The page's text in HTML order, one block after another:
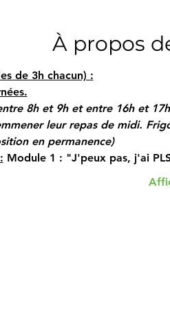
À propos
de 3h chacun) :
8h et 9h et entre 16h et
leur repas de midi.
en permanence)
Module 1 : "J'peux pas, j'ai